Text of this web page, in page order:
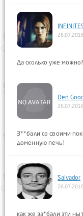
Да сколько уже
Den
З**бали со своими
доменную печь!
Salvador
как же за*бали эти